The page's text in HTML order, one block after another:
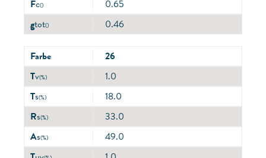
Fc()
0.65
gtot() 0.46
Farbe
26
Tv(%)
1.0
Ts(%)
18.0
Rs(%)
33.0
As(%)
49.0